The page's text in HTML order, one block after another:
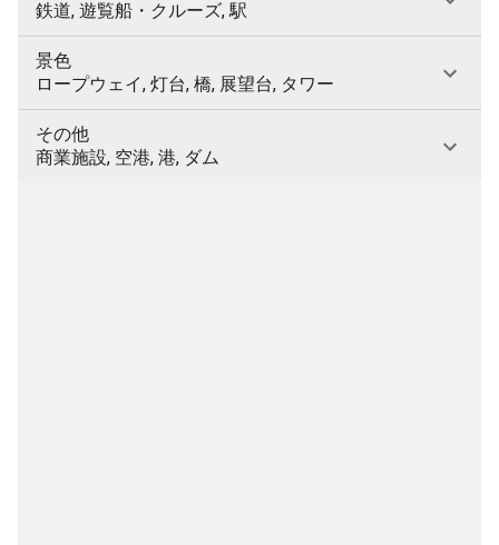
鉄道, 遊覧船・クルーズ, 駅
景色
ロープウェイ, 灯台, 橋, 展望台, タワー
その他
商業施設, 空港, 港, ダム